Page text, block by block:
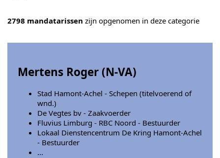
2798 mandatarissen zijn opgenomen in deze categorie
Mertens Roger (N-VA)
Stad Hamont-Achel - Schepen (titelvoerend of
wnd.)
De Vegtes bv - Zaakvoerder
Fluvius Limburg - RBC Noord - Bestuurder
Lokaal Dienstencentrum De Kring Hamont-Achel
- Bestuurder
...